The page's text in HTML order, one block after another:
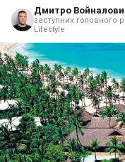
Дмитро
заступник головного
Lifestyle